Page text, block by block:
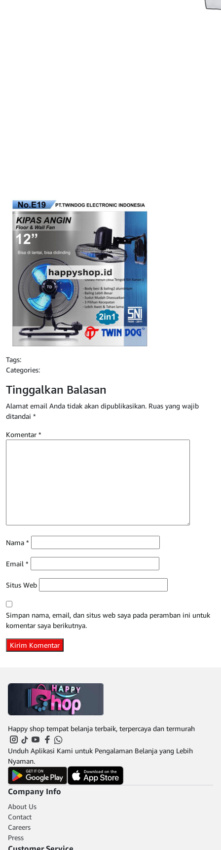
Tags:
Categories:
Tinggalkan Balasan
Alamat email Anda tidak akan dipublikasikan. Ruas yang wajib
ditandai *
Komentar *
Nama *
Email *
Situs Web
Simpan nama, email, dan situs web saya pada peramban ini untuk
komentar saya berikutnya.
Happy shop tempat belanja terbaik, terpercaya dan termurah
Unduh Aplikasi Kami untuk Pengalaman Belanja yang Lebih
Nyaman.
Company Info
About Us
Contact
Careers
Press